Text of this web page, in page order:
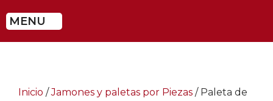
MENU
Inicio /Jamones y paletas por Piezas / Paleta de